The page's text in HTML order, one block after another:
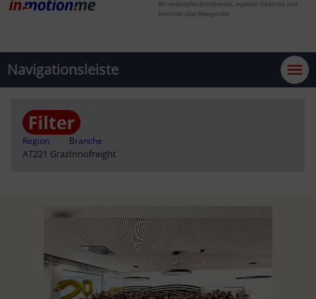
Wir verknüpfen Bestehendes, ergänzen Fehlendes und
berichten über Bewegendes
Navigationsleiste
Region
AT221 Graz
Branche
Innofreight